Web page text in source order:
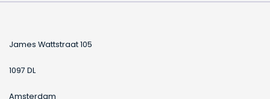
James Wattstraat 105
1097 DL
Amsterdam